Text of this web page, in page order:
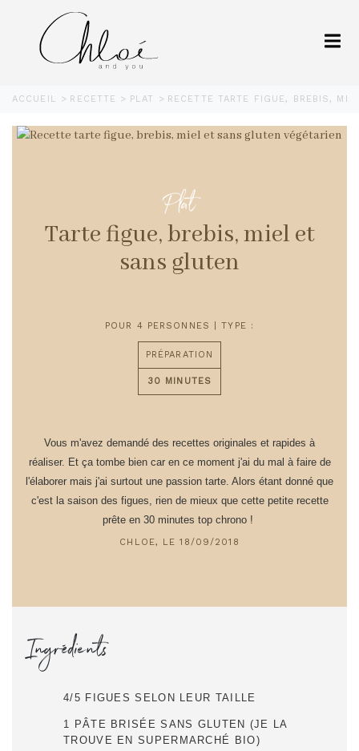
ACCUEIL RECETTE PLAT RECETTE TARTE FIGUE, BREBIS,
Plat
Tarte figue, brebis, miel et
sans gluten
POUR 4 PERSONNES | TYPE :
PRÉPARATION
30 MINUTES
Vous m'avez demandé des recettes originales et rapides à
réaliser. Et ça tombe bien car en ce moment j'ai du mal à faire de
l'élaborer mais j'ai surtout une passion tarte. Alors étant donné que
c'est la saison des figues, rien de mieux que cette petite recette
prête en 30 minutes top chrono !
CHLOE, LE 18/09/2018
Ingrédients
4/5 FIGUES SELON LEUR TAILLE
1 PÂTE BRISÉE SANS GLUTEN (JE LA
TROUVE EN SUPERMARCHÉ BIO)